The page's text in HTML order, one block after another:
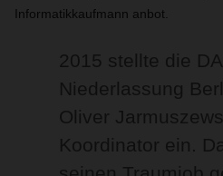
Informatikkaufmann anbot.
2015 stellte die
Niederlassung
Oliver
Koordinator ein.